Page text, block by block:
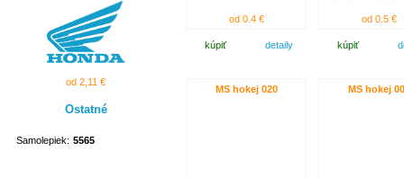
od 2,11 €
Ostatné
Samolepiek: 5565
od 0.4 €
kúpiť detaily
od 0.5 €
kúpiť
MS hokej 020 MS hokej